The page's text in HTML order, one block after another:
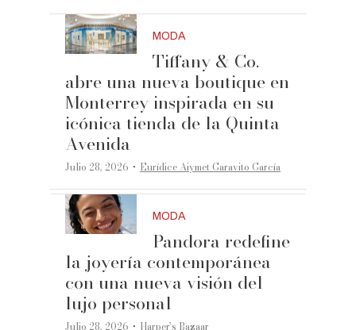
MODA
Tiffany & Co.
abre una nueva boutique en
Monterrey inspirada en su
icónica tienda de la Quinta
Avenida
Julio 28, 2026 ·Eurídice Aiymet Garavito García
MODA
Pandora redefine
la joyería contemporánea
con una nueva visión del
lujo personal
Julio 28, 2026 Harper’s Bazaar